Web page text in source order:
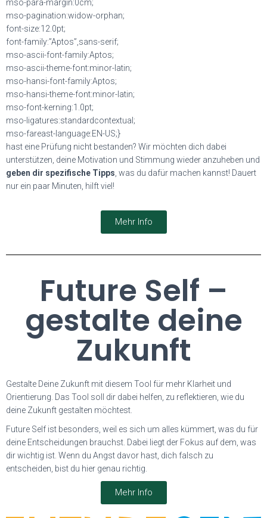
mso-para-margin:0cm;
mso-pagination:widow-orphan;
font-size:12.0pt;
font-family:”Aptos”,sans-serif;
mso-ascii-font-family:Aptos;
mso-ascii-theme-font:minor-latin;
mso-hansi-font-family:Aptos;
mso-hansi-theme-font:minor-latin;
mso-font-kerning:1.0pt;
mso-ligatures:standardcontextual;
mso-fareast-language:EN-US;}
hast eine Prüfung nicht bestanden? Wir möchten dich dabei
unterstützen, deine Motivation und Stimmung wieder anzuheben und
geben dir spezifische Tipps , was du dafür machen kannst! Dauert
nur ein paar Minuten, hilft viel!
Mehr Info
Future Self –
gestalte deine
Zukunft
Gestalte Deine Zukunft mit diesem Tool für mehr Klarheit und
Orientierung. Das Tool soll dir dabei helfen, zu reflektieren, wie du
deine Zukunft gestalten möchtest.
Future Self ist besonders, weil es sich um alles kümmert, was du für
deine Entscheidungen brauchst. Dabei liegt der Fokus auf dem, was
dir wichtig ist. Wenn du Angst davor hast, dich falsch zu
entscheiden, bist du hier genau richtig.
Mehr Info